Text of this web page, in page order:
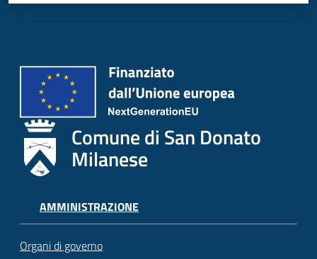
Comune di San Donato
Milanese
AMMINISTRAZIONE
Organi di governo